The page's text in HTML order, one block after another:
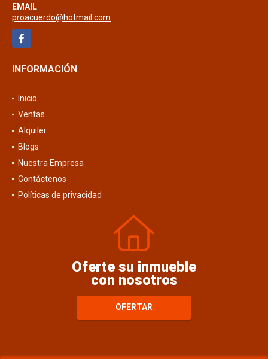
EMAIL
proacuerdo@hotmail.com
Facebook
INFORMACIÓN
Inicio
Ventas
Alquiler
Blogs
Nuestra Empresa
Contáctenos
Políticas de privacidad
Oferte su inmueble
con nosotros
OFERTAR